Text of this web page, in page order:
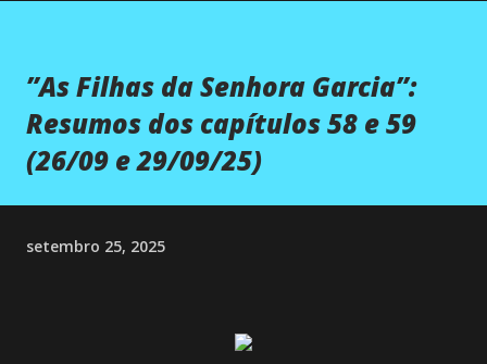
”As Filhas da Senhora Garcia”:
Resumos dos capítulos 58 e 59
(26/09 e 29/09/25)
setembro 25, 2025